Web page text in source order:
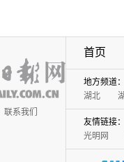
联系我们
首页
地方频道：
湖北
友情链接：
光明网